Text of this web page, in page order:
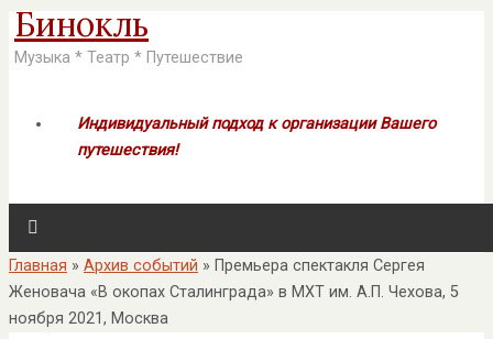
Бинокль
Музыка * Театр * Путешествие
Индивидуальный подход к организации Вашего
путешествия!
Главная » Архив событий » Премьера спектакля Сергея
Женовача «В окопах Сталинграда» в МХТ им. А.П. Чехова, 5
ноября 2021, Москва